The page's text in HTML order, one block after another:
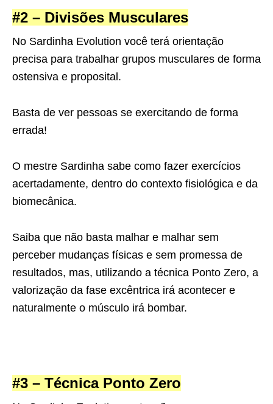
#2 – Divisões Musculares
No Sardinha Evolution você terá orientação
precisa para trabalhar grupos musculares de forma
ostensiva e proposital.
Basta de ver pessoas se exercitando de forma
errada!
O mestre Sardinha sabe como fazer exercícios
acertadamente, dentro do contexto fisiológica e da
biomecânica.
Saiba que não basta malhar e malhar sem
perceber mudanças físicas e sem promessa de
resultados, mas, utilizando a técnica Ponto Zero, a
valorização da fase excêntrica irá acontecer e
naturalmente o músculo irá bombar.
#3 – Técnica Ponto Zero